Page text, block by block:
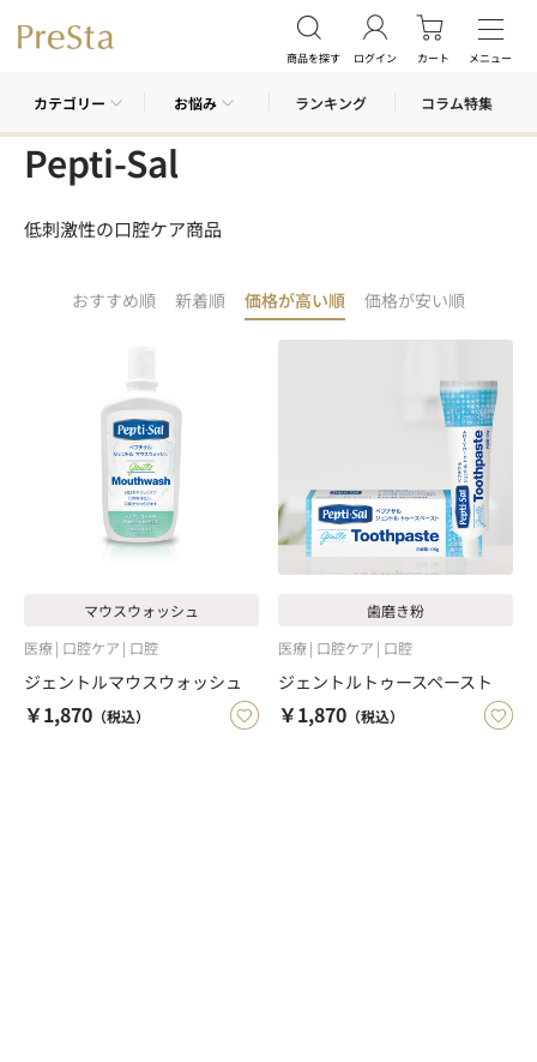
商品を探す ログイン カート メニュー
カテゴリー お悩み ランキング コラム特集
Pepti-Sal
低刺激性の口腔ケア商品
おすすめ順 新着順 価格が高い順 価格が安い順
マウスウォッシュ
医療 口腔ケア 口腔
ジェントルマウスウォッシュ
￥1,870 （税込）
歯磨き粉
医療 口腔ケア 口腔
ジェントルトゥースペースト
￥1,870 （税込）